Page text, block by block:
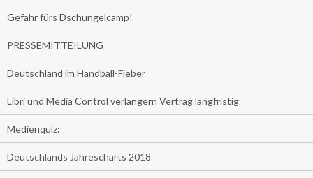
Gefahr fürs Dschungelcamp!
PRESSEMITTEILUNG
Deutschland im Handball-Fieber
Libri und Media Control verlängern Vertrag langfristig
Medienquiz:
Deutschlands Jahrescharts 2018